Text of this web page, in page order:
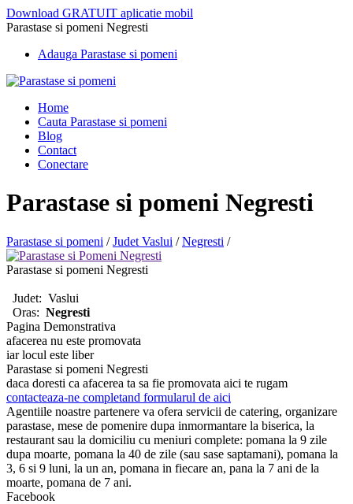
Download GRATUIT aplicatie mobil
Parastase si pomeni Negresti
Adauga Parastase si pomeni
Home
Cauta Parastase si pomeni
Blog
Contact
Conectare
Parastase si pomeni Negresti
Parastase si pomeni /Judet Vaslui /Negresti /
Parastase si pomeni Negresti
Judet: Vaslui
Oras: Negresti
Pagina Demonstrativa
afacerea nu este promovata
iar locul este liber
Parastase si pomeni Negresti
daca doresti ca afacerea ta sa fie promovata aici te rugam
contacteaza-ne completand formularul de aici
Agentiile noastre partenere va ofera servicii de catering, organizare
parastase, mese de pomenire dupa inmormantare la biserica, la
restaurant sau la domiciliu cu meniuri complete: pomana la 9 zile
dupa moarte, pomana la 40 de zile (sau sase saptamani), pomana la
3, 6 si 9 luni, la un an, pomana in fiecare an, pana la 7 ani de la
moarte, pomana de 7 ani.
Facebook